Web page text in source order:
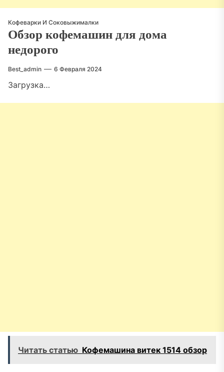
Кофеварки И Соковыжималки
Обзор кофемашин для дома
недорого
Best_admin 6 Февраля 2024
Загрузка…
Читать статью Кофемашина витек 1514 обзор